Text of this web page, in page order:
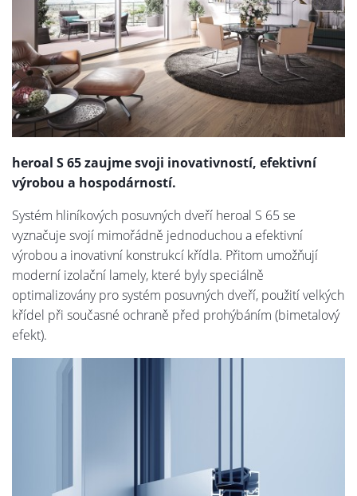
heroal S 65 zaujme svoji inovativností, efektivní
výrobou a hospodárností.
Systém hliníkových posuvných dveří heroal S 65 se
vyznačuje svojí mimořádně jednoduchou a efektivní
výrobou a inovativní konstrukcí křídla. Přitom umožňují
moderní izolační lamely, které byly speciálně
optimalizovány pro systém posuvných dveří, použití velkých
křídel při současné ochraně před prohýbáním (bimetalový
efekt).